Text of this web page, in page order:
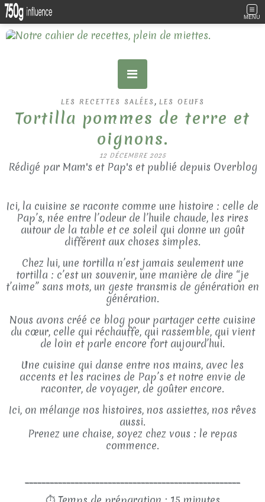
MENU
LES RECETTES SALÉES , LES OEUFS
Tortilla pommes de terre et
oignons.
12 DÉCEMBRE 2025
Rédigé par Mam's et Pap's et publié depuis Overblog
Ici, la cuisine se raconte comme une histoire : celle de
Pap’s, née entre l’odeur de l’huile chaude, les rires
autour de la table et ce soleil qui donne un goût
différent aux choses simples.
Chez lui, une tortilla n’est jamais seulement une
tortilla : c’est un souvenir, une manière de dire “je
t’aime” sans mots, un geste transmis de génération en
génération.
Nous avons créé ce blog pour partager cette cuisine
du cœur, celle qui réchauffe, qui rassemble, qui vient
de loin et parle encore fort aujourd’hui.
Une cuisine qui danse entre nos mains, avec les
accents et les racines de Pap’s et notre envie de
raconter, de voyager, de goûter encore.
Ici, on mélange nos histoires, nos assiettes, nos rêves
aussi.
Prenez une chaise, soyez chez vous : le repas
commence.